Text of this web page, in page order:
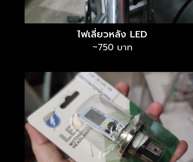
ไฟเลี่ยวหลัง LED
~750 บาท